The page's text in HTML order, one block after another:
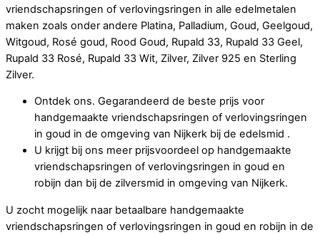
vriendschapsringen of verlovingsringen in alle edelmetalen
maken zoals onder andere Platina, Palladium, Goud, Geelgoud,
Witgoud, Rosé goud, Rood Goud, Rupald 33, Rupald 33 Geel,
Rupald 33 Rosé, Rupald 33 Wit, Zilver, Zilver 925 en Sterling
Zilver.
Ontdek ons. Gegarandeerd de beste prijs voor
handgemaakte vriendschapsringen of verlovingsringen
in goud in de omgeving van Nijkerk bij de edelsmid .
U krijgt bij ons meer prijsvoordeel op handgemaakte
vriendschapsringen of verlovingsringen in goud en
robijn dan bij de zilversmid in omgeving van Nijkerk.
U zocht mogelijk naar betaalbare handgemaakte
vriendschapsringen of verlovingsringen in goud en robijn in de